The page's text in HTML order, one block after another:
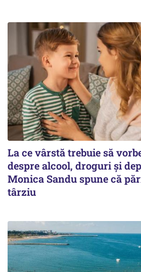
La ce vârstă trebuie să
despre alcool, droguri și
Monica Sandu spune că
târziu